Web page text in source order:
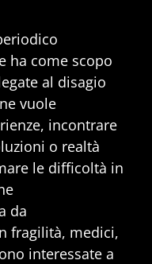
ha come scopo
al disagio
vuole
incontrare
o realtà
le difficoltà in
da
fragilità, medici,
interessate a